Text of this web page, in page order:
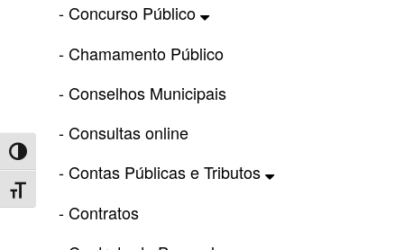
Toggle High Contrast
Toggle Font size
- Concurso Público
- Chamamento Público
- Conselhos Municipais
- Consultas online
- Contas Públicas e Tributos
- Contratos